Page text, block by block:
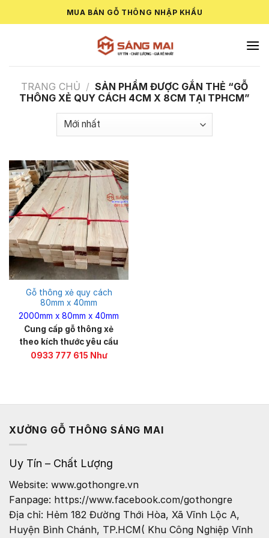
to
MUA BÁN GỖ THÔNG NHẬP KHẨU
TRANG CHỦ / SẢN PHẨM ĐƯỢC GẮN THẺ “GỖ
THÔNG XẺ QUY CÁCH 4CM X 8CM TẠI TPHCM”
Gỗ thông xẻ quy cách
80mm x 40mm
2000mm x 80mm x 40mm
Cung cấp gỗ thông xẻ
theo kích thước yêu cầu
0933 777 615 Như
XƯỞNG GỖ THÔNG SÁNG MAI
Uy Tín – Chất Lượng
Website: www.gothongre.vn
Fanpage: https://www.facebook.com/gothongre
Địa chỉ: Hẻm 182 Đường Thới Hòa, Xã Vĩnh Lộc A,
Huyện Bình Chánh, TP.HCM( Khu Công Nghiệp Vĩnh